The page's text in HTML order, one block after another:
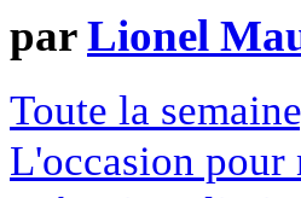
parLionel
Toute la
L'occasion